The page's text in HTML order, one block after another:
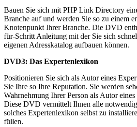
Bauen Sie sich mit PHP Link Directory
Branche auf und werden Sie so zu einem
Knotenpunkt Ihrer Branche. Die DVD
für-Schritt Anleitung mit der Sie sich
eigenen Adresskatalog aufbauen können.
DVD3: Das Expertenlexikon
Positionieren Sie sich als Autor eines
Sie Ihre so Ihre Reputation. Sie werden
Wahrnehmung Ihrer Person als Autor
Diese DVD vermittelt Ihnen alle
solches Expertenlexikon selbst zu
füllen.